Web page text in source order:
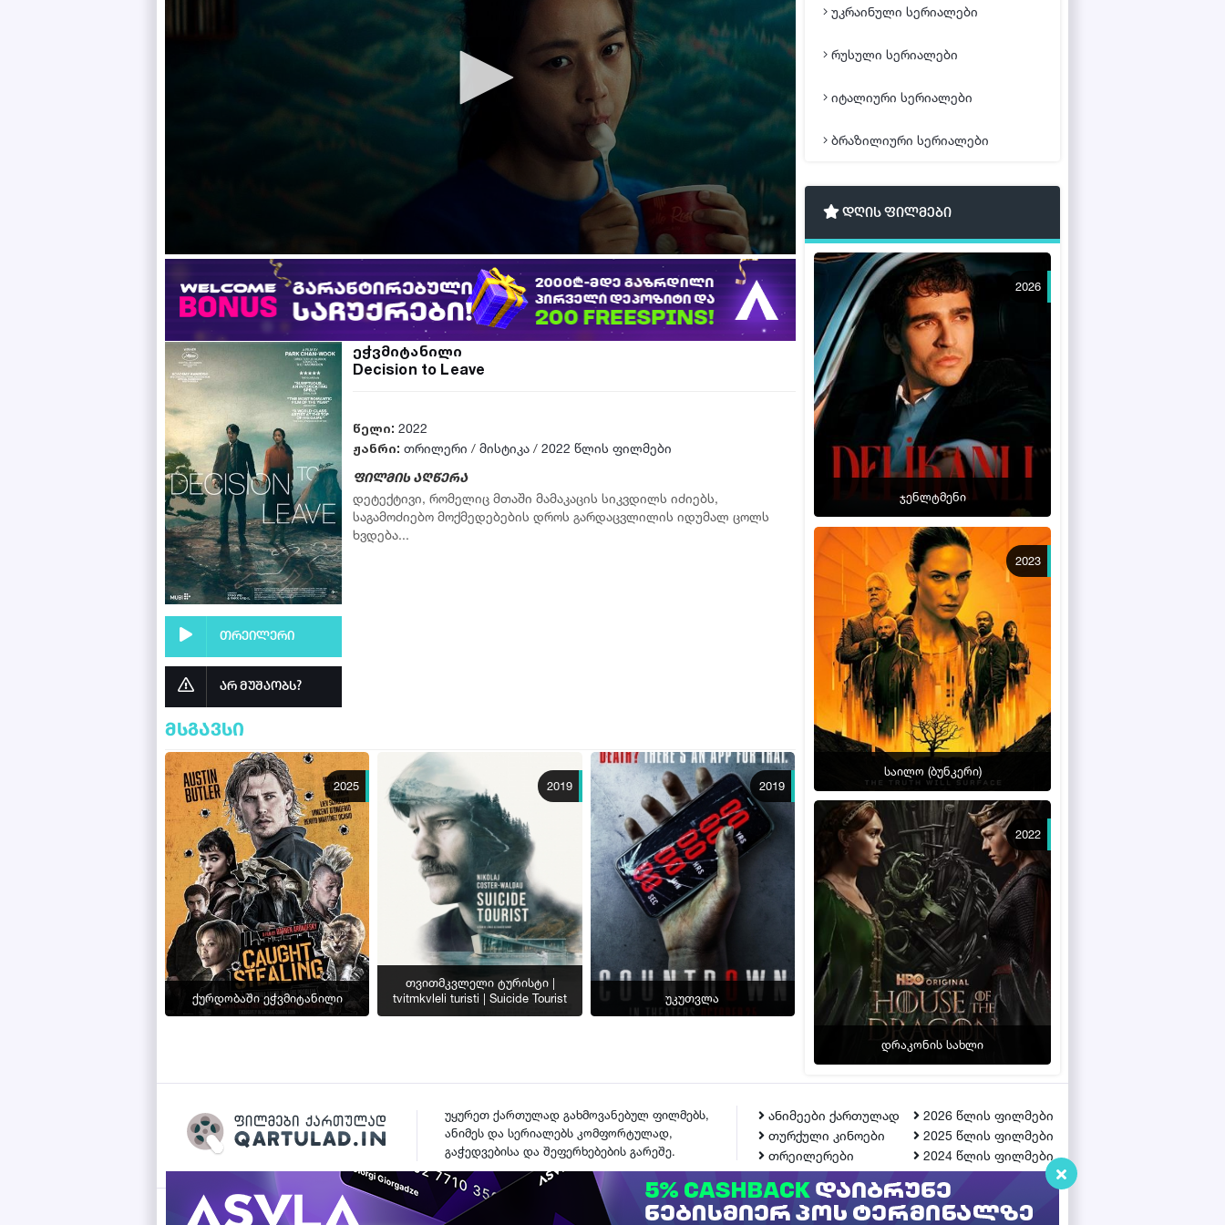
თრეილერი
არ მუშაობს?
ეჭვმიტანილი
Decision to Leave
წელი: 2022
ჟანრი: თრილერი / მისტიკა/ 2022 წლის ფილმები
ფილმის აღწერა
დეტექტივი, რომელიც მთაში მამაკაცის სიკვდილს იძიებს,
საგამოძიებო მოქმედებების დროს გარდაცვლილის იდუმალ ცოლს
ხვდება...
მსგავსი
2025
ქურდობაში ეჭვმიტანილი
2019
თვითმკვლელი ტურისტი |
tvitmkvleli turisti | Suicide Tourist
2019
უკუთვლა
უკრაინული სერიალები
რუსული სერიალები
იტალიური სერიალები
ბრაზილიური სერიალები
დღის ფილმები
2026
ჯენლტმენი
2023
საილო (ბუნკერი)
2022
დრაკონის სახლი
უყურეთ ქართულად გახმოვანებულ ფილმებს,
ანიმეს და სერიალებს კომფორტულად,
გაჭედვებისა და შეფერხებების გარეშე.
ანიმეები ქართულად
თურქული კინოები
თრეილერები
2026 წლის ფილმები
2025 წლის ფილმები
2024 წლის ფილმები
ᲙᲝᲜᲢᲐᲥᲢᲘ
Qartulad.in © 2026